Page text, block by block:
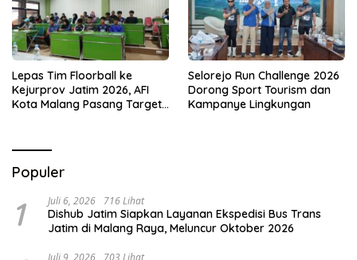
Lepas Tim Floorball ke
Kejurprov Jatim 2026, AFI
Kota Malang Pasang Target
Selorejo Run Challenge 2026
Dorong Sport Tourism dan
Kampanye Lingkungan
Populer
1 Juli 6, 2026 716 Lihat
Dishub Jatim Siapkan Layanan Ekspedisi Bus Trans
Jatim di Malang Raya, Meluncur Oktober 2026
Juli 9, 2026 703 Lihat